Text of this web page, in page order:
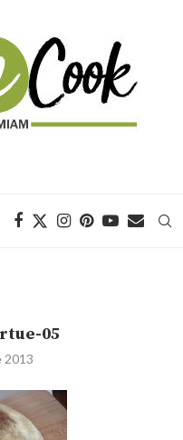
05
2013